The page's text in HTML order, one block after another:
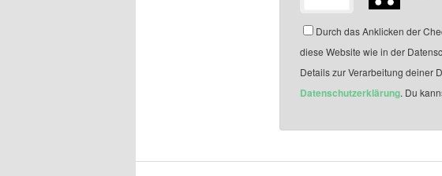
Durch das Anklicken der
diese Website wie in der
Details zur Verarbeitung deiner
Datenschutzerklärung. Du